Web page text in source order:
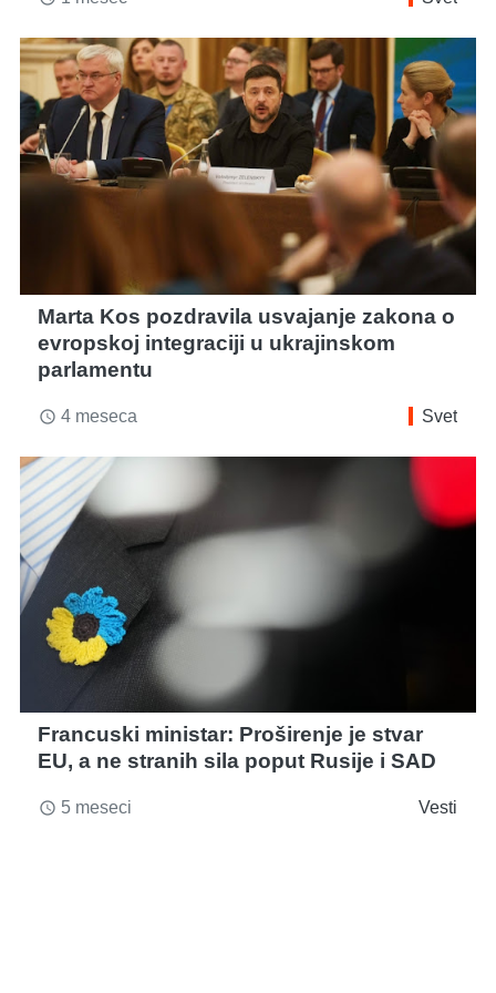
Marta Kos pozdravila usvajanje zakona o
evropskoj integraciji u ukrajinskom
parlamentu
access_time 4 meseca Svet
Francuski ministar: Proširenje je stvar
EU, a ne stranih sila poput Rusije i SAD
access_time 5 meseci Vesti